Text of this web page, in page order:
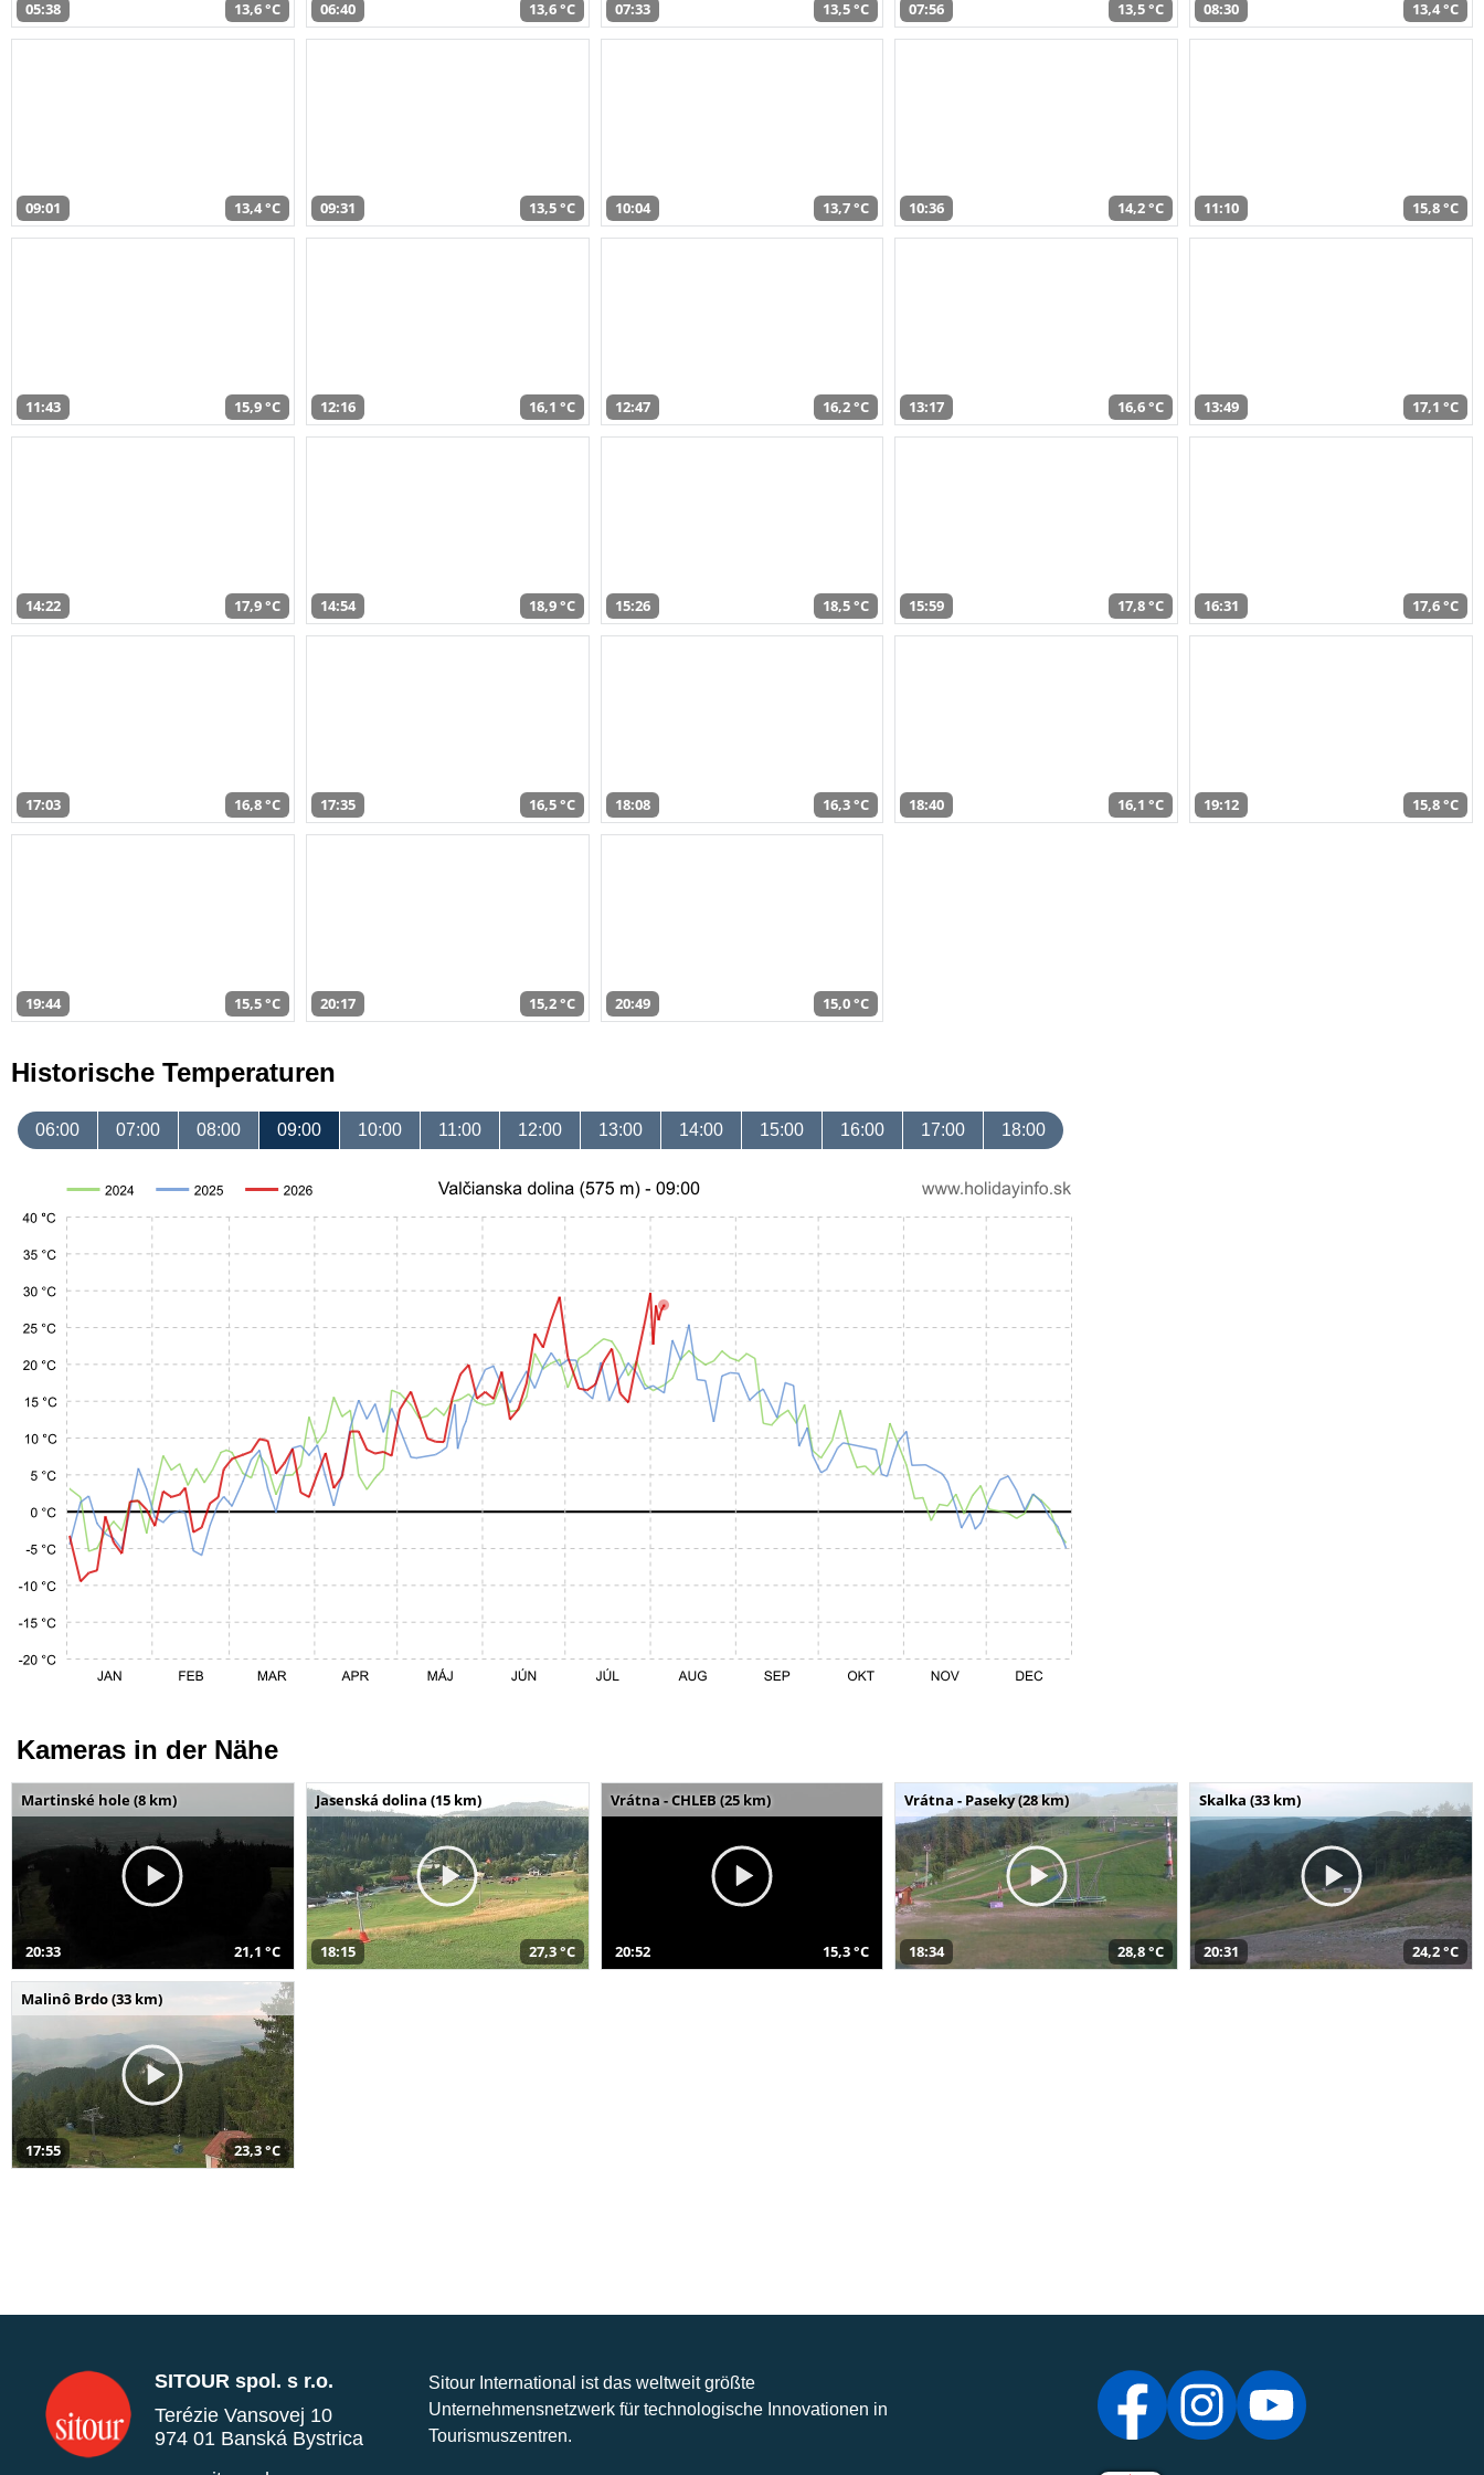
05:38 13,6 °C 06:40 13,6 °C 07:33 13,5 °C 07:56 13,5 °C 08:30 13,4 °C
09:01 13,4 °C 09:31 13,5 °C 10:04 13,7 °C 10:36 14,2 °C 11:10 15,8 °C
11:43 15,9 °C 12:16 16,1 °C 12:47 16,2 °C 13:17 16,6 °C 13:49 17,1 °C
14:22 17,9 °C 14:54 18,9 °C 15:26 18,5 °C 15:59 17,8 °C 16:31 17,6 °C
17:03 16,8 °C 17:35 16,5 °C 18:08 16,3 °C 18:40 16,1 °C 19:12 15,8 °C
19:44 15,5 °C 20:17 15,2 °C 20:49 15,0 °C
Historische Temperaturen
06:00 07:00 08:00 09:00 10:00 11:00 12:00 13:00 14:00 15:00 16:00 17:00 18:00
Kameras in der Nähe
Martinské hole (8 km)
20:33 21,1 °C
Jasenská dolina (15 km)
18:15 27,3 °C
Vrátna - CHLEB (25 km)
20:52 15,3 °C
Vrátna - Paseky (28 km)
18:34 28,8 °C
Skalka (33 km)
20:31 24,2 °C
Malinô Brdo (33 km)
17:55 23,3 °C
SITOUR spol. s r.o.
Terézie Vansovej 10
974 01 Banská Bystrica
Sitour International ist das weltweit größte
Unternehmensnetzwerk für technologische Innovationen in
Tourismuszentren.